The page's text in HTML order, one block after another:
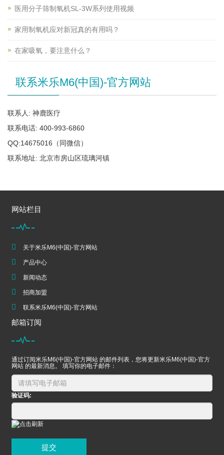
医用分子筛制氧机SL-3W系列使用视频
家用制氧机应对新冠真的有用吗？
在家吸氧，要注意什么？
联系米乐M6(中国)-官方网站
联系人: 神鹿医疗
联系电话: 400-993-6860
QQ:14675016（同微信）
联系地址: 北京市房山区琉璃河镇
网站栏目
关于米乐M6(中国)-官方网站
产品中心
新闻动态
招商加盟
联系米乐M6(中国)-官方网站
邮箱订阅
通过订阅米乐M6(中国)-官方网站 的邮件列表，您将更新米乐M6(中国)-官方
网站 的最新消息。 填写你的电子邮件：
验证码:
提交